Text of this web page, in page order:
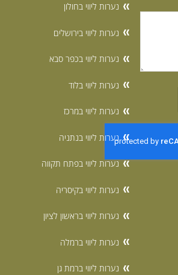
נערות ליווי בחולון
נערות ליווי בירושלים
נערות ליווי בכפר סבא
נערות ליווי בלוד
נערות ליווי במרכז
נערות ליווי בנתניה
נערות ליווי בפתח תקווה
נערות ליווי בקיסריה
נערות ליווי בראשון לציון
נערות ליווי ברמלה
נערות ליווי ברמת גן